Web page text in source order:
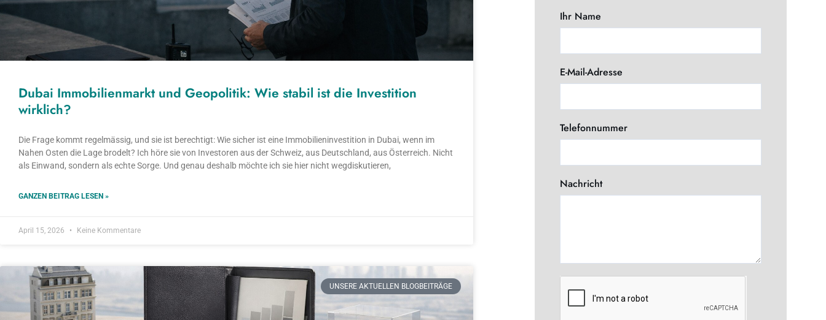
Dubai Immobilienmarkt und Geopolitik: Wie stabil ist die Investition
wirklich?
Die Frage kommt regelmässig, und sie ist berechtigt: Wie sicher ist eine Immobilieninvestition in Dubai, wenn im
Nahen Osten die Lage brodelt? Ich höre sie von Investoren aus der Schweiz, aus Deutschland, aus Österreich. Nicht
als Einwand, sondern als echte Sorge. Und genau deshalb möchte ich sie hier nicht wegdiskutieren,
GANZEN BEITRAG LESEN »
April 15, 2026 Keine Kommentare
UNSERE AKTUELLEN BLOGBEITRÄGE
Ihr Name
E-Mail-Adresse
Telefonnummer
Nachricht